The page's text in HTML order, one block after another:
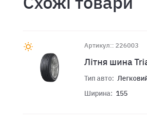
Артикул:: 226003
Літня шина
Тип авто:
Ширина: 155